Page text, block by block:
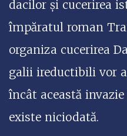
dacilor și cucerirea
împăratul roman
organiza cucerirea
galii ireductibili vor
încât această
existe niciodată.